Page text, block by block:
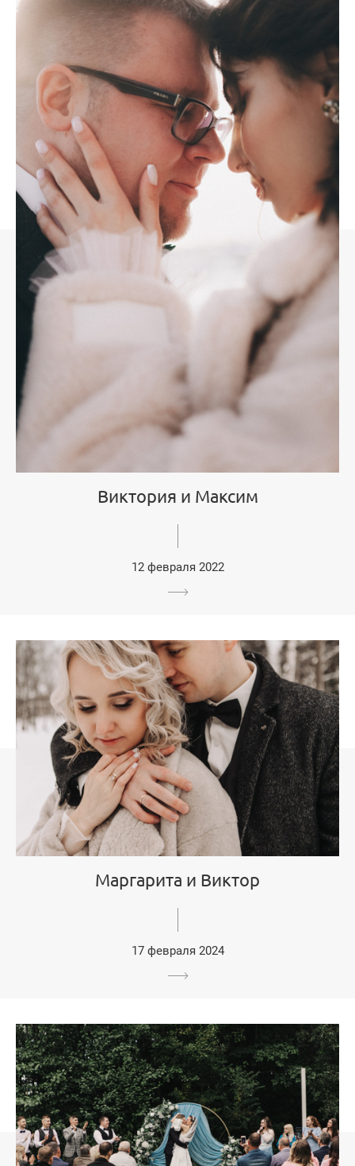
Виктория и Максим
12 февраля 2022
Маргарита и Виктор
17 февраля 2024